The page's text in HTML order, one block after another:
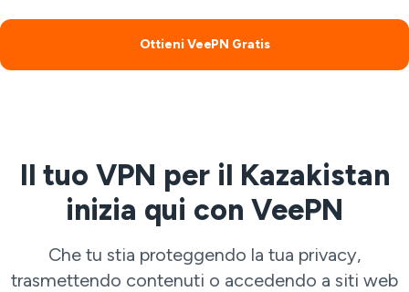
Ottieni VeePN Gratis
Il tuo VPN per il Kazakistan
inizia qui con VeePN
Che tu stia proteggendo la tua privacy,
trasmettendo contenuti o accedendo a siti web